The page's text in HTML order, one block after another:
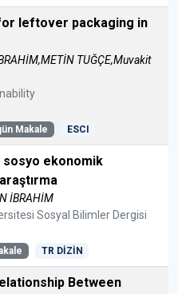
leftover packaging in
TUĞÇE,Muvakit
Makale ESCI
sosyo ekonomik
İBRAHİM
Sosyal Bilimler Dergisi
TR DİZİN
Between